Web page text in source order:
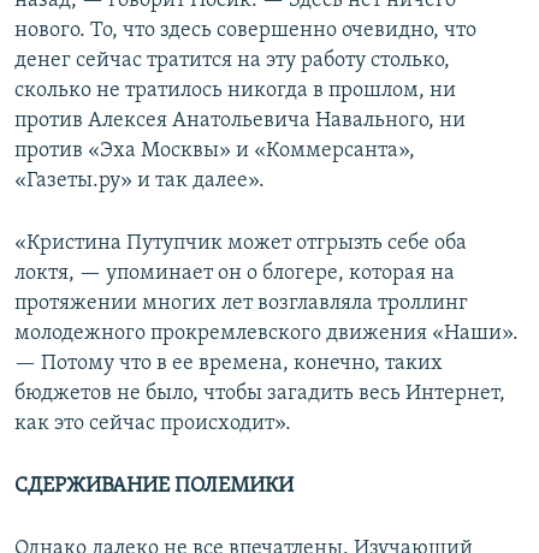
нового. То, что здесь совершенно очевидно, что
денег сейчас тратится на эту работу столько,
сколько не тратилось никогда в прошлом, ни
против Алексея Анатольевича Навального, ни
против «Эха Москвы» и «Коммерсанта»,
«Газеты.ру» и так далее».
«Кристина Путупчик может отгрызть себе оба
локтя, — упоминает он о блогере, которая на
протяжении многих лет возглавляла троллинг
молодежного прокремлевского движения «Наши».
— Потому что в ее времена, конечно, таких
бюджетов не было, чтобы загадить весь Интернет,
как это сейчас происходит».
СДЕРЖИВАНИЕ ПОЛЕМИКИ